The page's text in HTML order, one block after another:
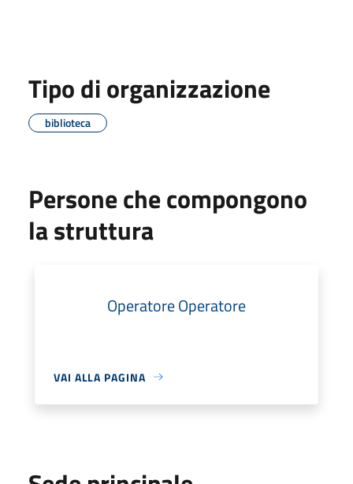
Tipo di organizzazione
biblioteca
Persone che compongono
la struttura
Operatore Operatore
VAI ALLA PAGINA